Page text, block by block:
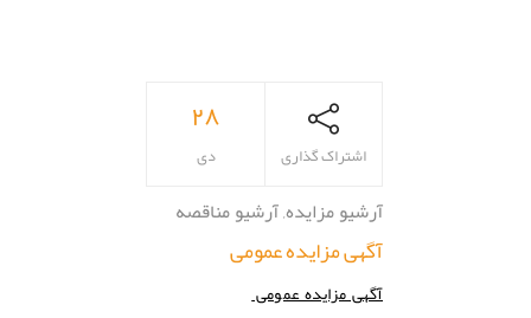
۲۸
دی اشتراک گذاری
آرشیو مزایده آرشیو مناقصه
آگهی مزایده عمومی
آگهی مزایده عمومی